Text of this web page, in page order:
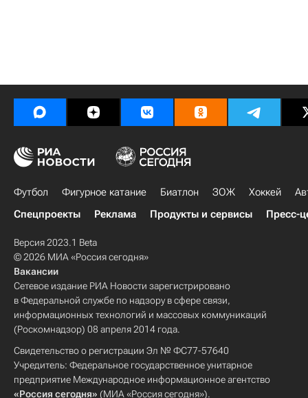
Футбол Фигурное катание Биатлон ЗОЖ Хоккей
Спецпроекты
Реклама Продукты и сервисы Пресс-
Версия 2023.1 Beta
© 2026 МИА «Россия сегодня»
Вакансии
Сетевое издание РИА Новости зарегистрировано
в Федеральной службе по надзору в сфере связи,
информационных технологий и массовых коммуникаций
(Роскомнадзор) 08 апреля 2014 года.
Свидетельство о регистрации Эл № ФС77-57640
Учредитель: Федеральное государственное унитарное
предприятие Международное информационное агентство
«Россия сегодня» (МИА «Россия сегодня»).